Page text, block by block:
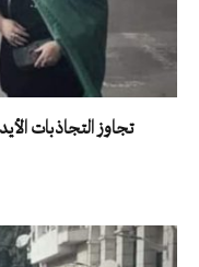
تجاوز التجاذبات